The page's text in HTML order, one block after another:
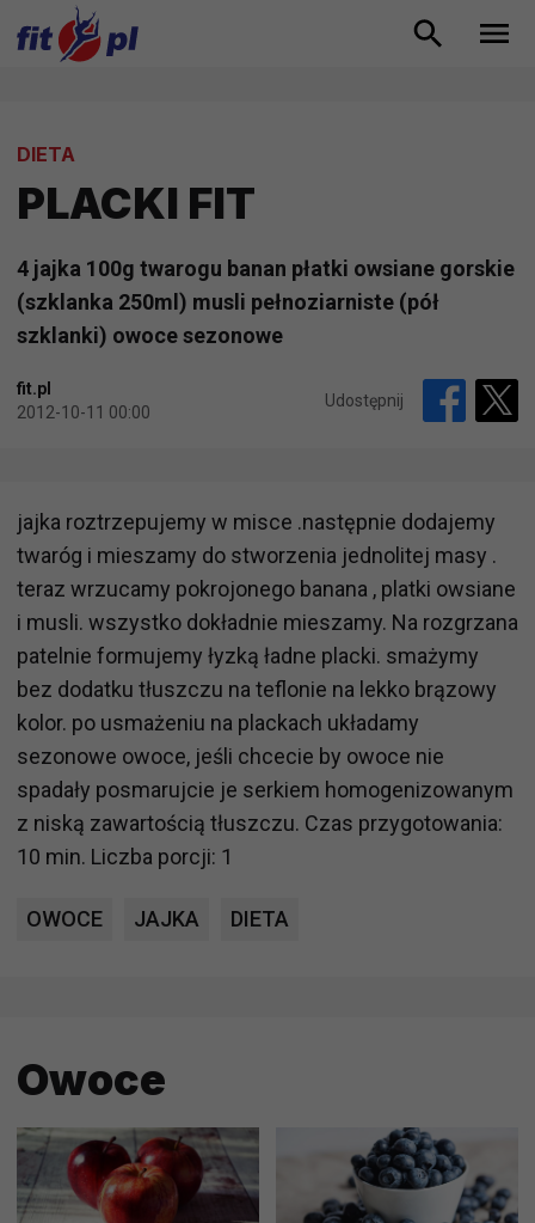
DIETA
PLACKI FIT
4 jajka 100g twarogu banan płatki owsiane gorskie
(szklanka 250ml) musli pełnoziarniste (pół
szklanki) owoce sezonowe
fit.pl
2012-10-11 00:00
Udostępnij
jajka roztrzepujemy w misce .następnie dodajemy
twaróg i mieszamy do stworzenia jednolitej masy .
teraz wrzucamy pokrojonego banana , platki owsiane
i musli. wszystko dokładnie mieszamy. Na rozgrzana
patelnie formujemy łyzką ładne placki. smażymy
bez dodatku tłuszczu na teflonie na lekko brązowy
kolor. po usmażeniu na plackach układamy
sezonowe owoce, jeśli chcecie by owoce nie
spadały posmarujcie je serkiem homogenizowanym
z niską zawartością tłuszczu. Czas przygotowania:
10 min. Liczba porcji: 1
OWOCE JAJKA DIETA
Owoce